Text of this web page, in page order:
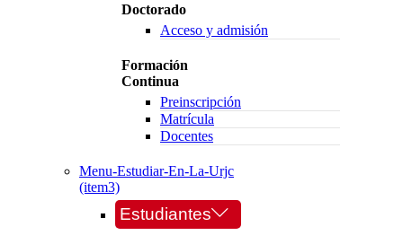
Doctorado
Acceso y admisión
Formación
Continua
Preinscripción
Matrícula
Docentes
Menu-Estudiar-En-La-Urjc
(item3)
Estudiantes